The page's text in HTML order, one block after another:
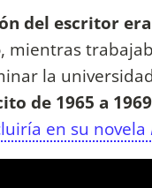
del escritor
mientras
la
de 1965 a 1969
en su novela